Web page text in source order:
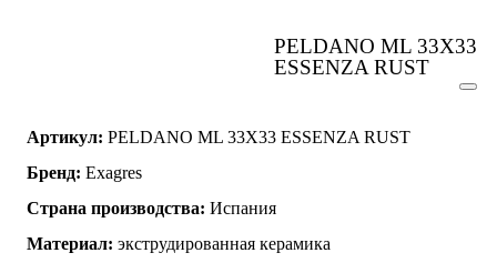
PELDANO ML 33X33
ESSENZA RUST
Артикул: PELDANO ML 33X33 ESSENZA RUST
Бренд: Exagres
Страна производства: Испания
Материал: экструдированная керамика